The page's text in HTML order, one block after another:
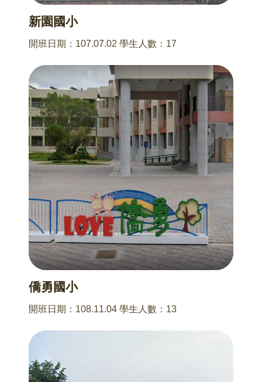
新園國小
開班日期：107.07.02 學生人數：17
僑勇國小
開班日期：108.11.04 學生人數：13